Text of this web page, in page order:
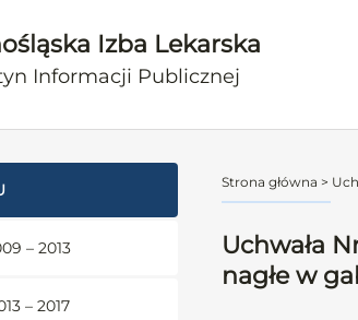
Izba Lekarska
Informacji Publicznej
– 2013
– 2017
Strona główna >
Uchwała
nagłe w